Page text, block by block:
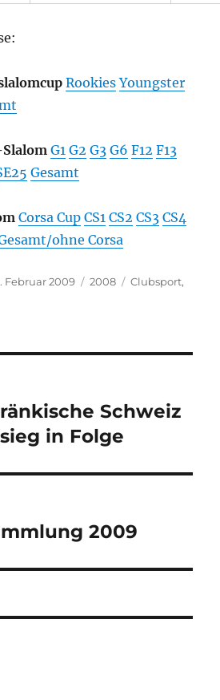
Rookies Youngster
G1 G2 G3 G6 F12 F13
Gesamt
Corsa Cup CS1 CS2 CS3 CS4
ohne Corsa
Februar 2009 Kategorien
2008 Schlagwörter
Clubsport,
Schweiz
in Folge
2009